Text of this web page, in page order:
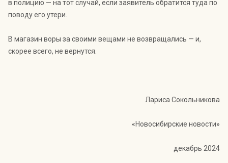
в полицию — на тот случай, если заявитель обратится туда по
поводу его утери.
В магазин воры за своими вещами не возвращались — и,
скорее всего, не вернутся.
Лариса Сокольникова
«Новосибирские новости»
декабрь 2024